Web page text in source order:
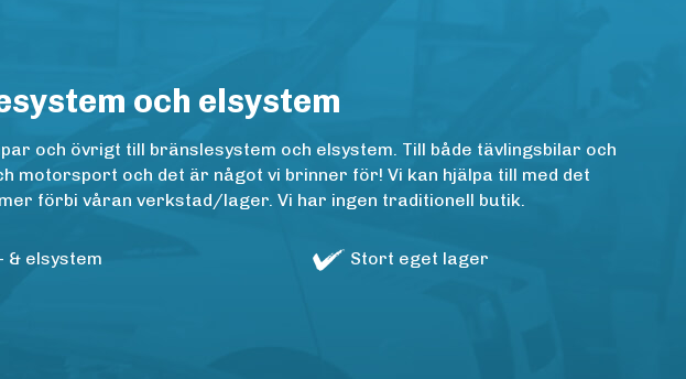
och elsystem
och övrigt till bränslesystem och elsystem. Till både tävlingsbilar och
motorsport och det är något vi brinner för! Vi kan hjälpa till med det
förbi våran verkstad/lager. Vi har ingen traditionell butik.
& elsystem Stort eget lager